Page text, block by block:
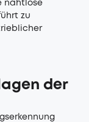
nahtlose
zu
der